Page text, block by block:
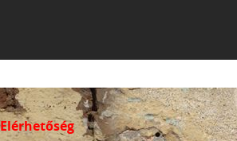
Elérhetőség